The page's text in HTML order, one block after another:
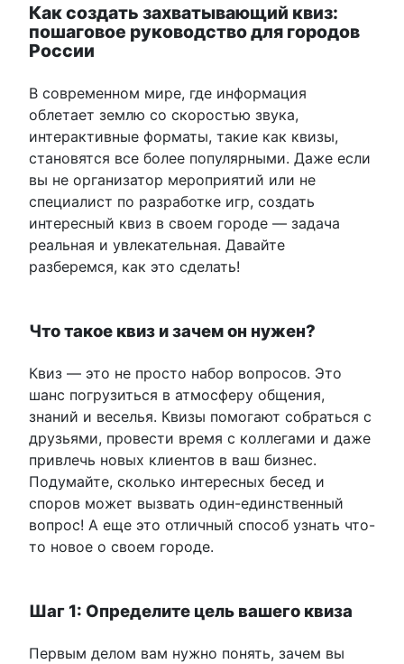
Как создать захватывающий квиз:
пошаговое руководство для городов
России
В современном мире, где информация
облетает землю со скоростью звука,
интерактивные форматы, такие как квизы,
становятся все более популярными. Даже если
вы не организатор мероприятий или не
специалист по разработке игр, создать
интересный квиз в своем городе — задача
реальная и увлекательная. Давайте
разберемся, как это сделать!
Что такое квиз и зачем он нужен?
Квиз — это не просто набор вопросов. Это
шанс погрузиться в атмосферу общения,
знаний и веселья. Квизы помогают собраться с
друзьями, провести время с коллегами и даже
привлечь новых клиентов в ваш бизнес.
Подумайте, сколько интересных бесед и
споров может вызвать один-единственный
вопрос! А еще это отличный способ узнать что-
то новое о своем городе.
Шаг 1: Определите цель вашего квиза
Первым делом вам нужно понять, зачем вы